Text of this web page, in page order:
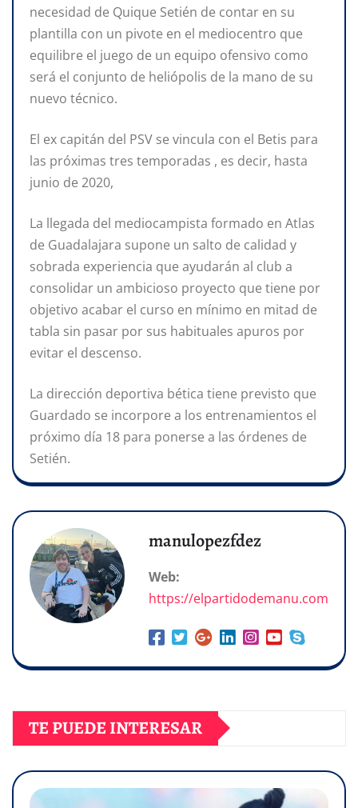
necesidad de Quique Setién de contar en su
plantilla con un pivote en el mediocentro que
equilibre el juego de un equipo ofensivo como
será el conjunto de heliópolis de la mano de su
nuevo técnico.
El ex capitán del PSV se vincula con el Betis para
las próximas tres temporadas , es decir, hasta
junio de 2020,
La llegada del mediocampista formado en Atlas
de Guadalajara supone un salto de calidad y
sobrada experiencia que ayudarán al club a
consolidar un ambicioso proyecto que tiene por
objetivo acabar el curso en mínimo en mitad de
tabla sin pasar por sus habituales apuros por
evitar el descenso.
La dirección deportiva bética tiene previsto que
Guardado se incorpore a los entrenamientos el
próximo día 18 para ponerse a las órdenes de
Setién.
manulopezfdez
Web:
https://elpartidodemanu.com
TE PUEDE INTERESAR